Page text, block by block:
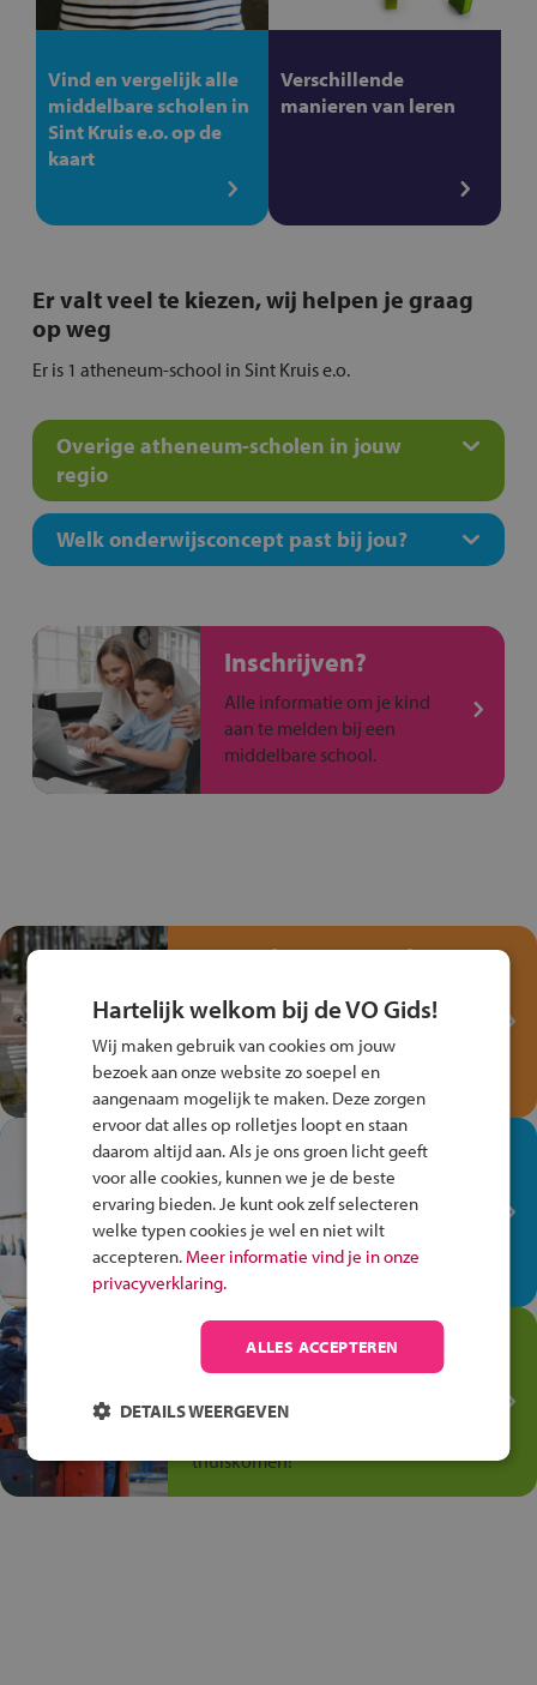
Vind en vergelijk alle
middelbare scholen in
Sint Kruis e.o. op de
kaart
Verschillende
manieren van leren
Er valt veel te kiezen, wij helpen je graag
op weg
Er is 1 atheneum-school in Sint Kruis e.o.
Overige atheneum-scholen in jouw
regio
Welk onderwijsconcept past bij jou?
Inschrijven?
Alle informatie om je kind
aan te melden bij een
middelbare school.
Test je kennis met het
Verkeersspel!
Speel het Fiets Veilig Verkeersspel
en win een Cortina-fiets!
In de winkel ben je op je
plek!
Ontdek via het vmbo jouw talent
op de winkelvloer, waar elke dag
anders is!
Jouw talent in de
Transport en Logistiek
Kies voor vmbo Transport en
thuiskomen!
Hartelijk welkom bij de VO Gids!
Wij maken gebruik van cookies om jouw
bezoek aan onze website zo soepel en
aangenaam mogelijk te maken. Deze zorgen
ervoor dat alles op rolletjes loopt en staan
daarom altijd aan. Als je ons groen licht geeft
voor alle cookies, kunnen we je de beste
ervaring bieden. Je kunt ook zelf selecteren
welke typen cookies je wel en niet wilt
accepteren. Meer informatie vind je in onze
privacyverklaring.
ALLES ACCEPTEREN
DETAILS WEERGEVEN